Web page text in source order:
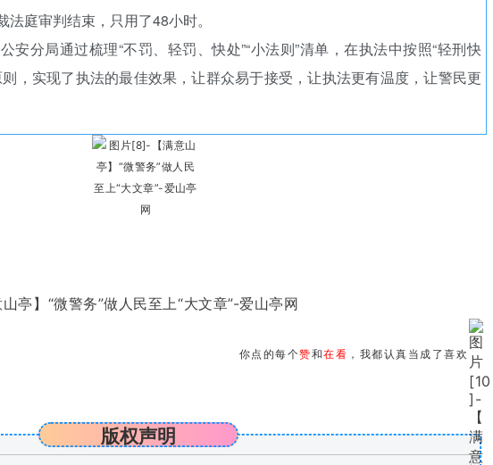
庭审判结束，只用了48小时。
安分局通过梳理“不罚、轻罚、快处”“小法则”清单，在执法中按照“轻刑快
，实现了执法的最佳效果，让群众易于接受，让执法更有温度，让警民更
你点的每个赞和在看 ，我都认真当成了喜欢
版权声明